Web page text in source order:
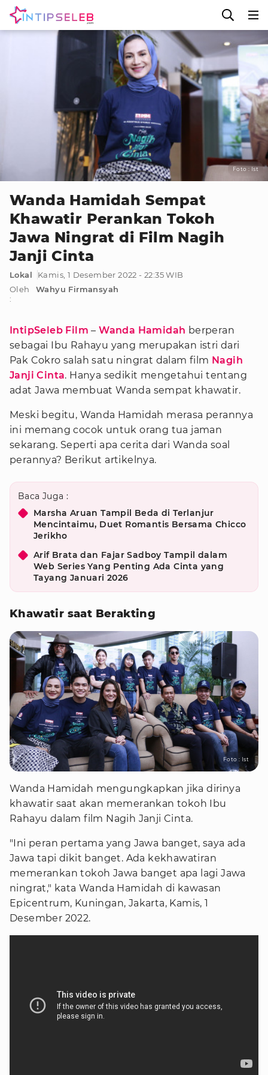
Foto : Ist
Wanda Hamidah Sempat
Khawatir Perankan Tokoh
Jawa Ningrat di Film Nagih
Janji Cinta
Lokal
Kamis, 1 Desember 2022 - 22:35 WIB
Oleh
:
Wahyu Firmansyah
IntipSeleb Film –Wanda Hamidah berperan
sebagai Ibu Rahayu yang merupakan istri dari
Pak Cokro salah satu ningrat dalam film Nagih
Janji Cinta. Hanya sedikit mengetahui tentang
adat Jawa membuat Wanda sempat khawatir.
Meski begitu, Wanda Hamidah merasa perannya
ini memang cocok untuk orang tua jaman
sekarang. Seperti apa cerita dari Wanda soal
perannya? Berikut artikelnya.
Baca Juga :
Marsha Aruan Tampil Beda di Terlanjur
Mencintaimu, Duet Romantis Bersama Chicco
Jerikho
Arif Brata dan Fajar Sadboy Tampil dalam
Web Series Yang Penting Ada Cinta yang
Tayang Januari 2026
Khawatir saat Berakting
Foto : Ist
Wanda Hamidah mengungkapkan jika dirinya
khawatir saat akan memerankan tokoh Ibu
Rahayu dalam film Nagih Janji Cinta.
"Ini peran pertama yang Jawa banget, saya ada
Jawa tapi dikit banget. Ada kekhawatiran
memerankan tokoh Jawa banget apa lagi Jawa
ningrat," kata Wanda Hamidah di kawasan
Epicentrum, Kuningan, Jakarta, Kamis, 1
Desember 2022.